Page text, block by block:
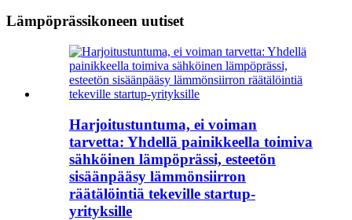
Lämpöprässikoneen uutiset
Harjoitustuntuma, ei voiman
tarvetta: Yhdellä painikkeella toimiva
sähköinen lämpöprässi, esteetön
sisäänpääsy lämmönsiirron
räätälöintiä tekeville startup-
yrityksille